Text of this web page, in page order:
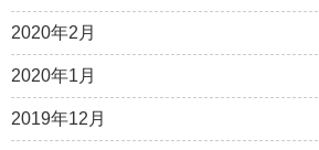
2020年2月
2020年1月
2019年12月